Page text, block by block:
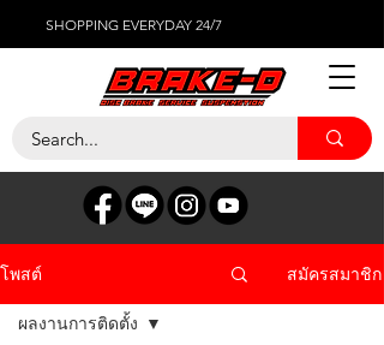
SHOPPING EVERYDAY 24/7
โพสต์ สมัครสมาชิก
ผลงานการติดตั้ง